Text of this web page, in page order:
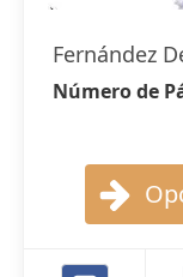
Fernández
Número de